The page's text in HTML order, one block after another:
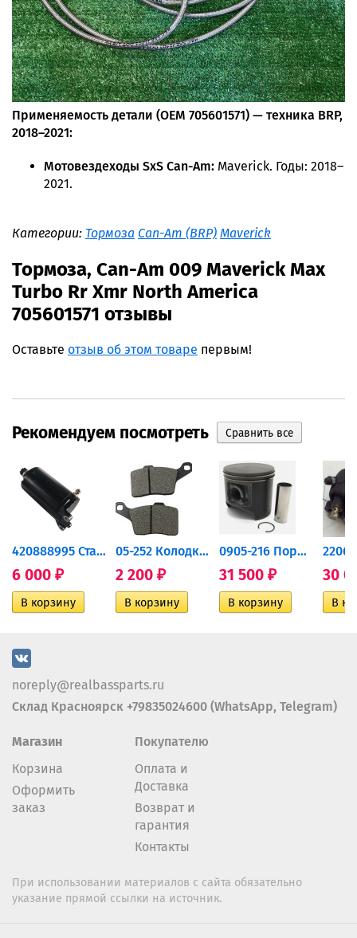
Применяемость детали (OEM 705601571) — техника BRP,
2018–2021:
Мотовездеходы SxS Can-Am: Maverick. Годы: 2018–
2021.
Категории: Тормоза Can-Am (BRP) Maverick
Тормоза, Can-Am 009 Maverick Max
Turbo Rr Xmr North America
705601571 отзывы
Оставьте отзыв об этом товаре первым!
Рекомендуем посмотреть
420888995 Стартер для...
6 000 ₽
05-252 Колодки тормозные...
2 200 ₽
0905-216 Поршень Arctic Cat...
31 500 ₽ 30
noreply@realbassparts.ru
Склад Красноярск +79835024600 (WhatsApp, Telegram)
Магазин
Корзина
Оформить
заказ
Покупателю
Оплата и
Доставка
Возврат и
гарантия
Контакты
При использовании материалов с сайта обязательно
указание прямой ссылки на источник.